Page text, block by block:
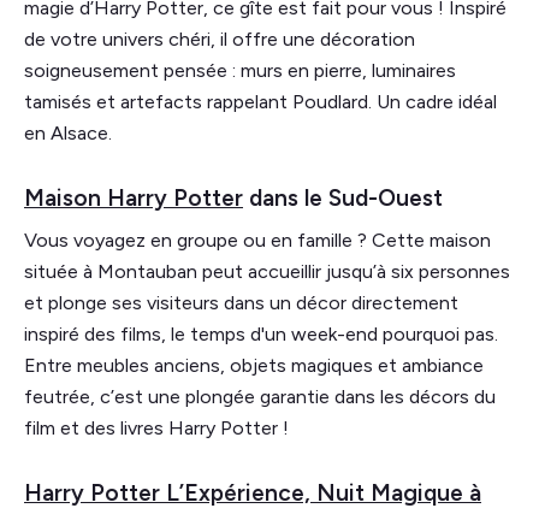
magie d’Harry Potter, ce gîte est fait pour vous ! Inspiré
de votre univers chéri, il offre une décoration
soigneusement pensée : murs en pierre, luminaires
tamisés et artefacts rappelant Poudlard. Un cadre idéal
en Alsace.
Maison Harry Potter dans le Sud-Ouest
Vous voyagez en groupe ou en famille ? Cette maison
située à Montauban peut accueillir jusqu’à six personnes
et plonge ses visiteurs dans un décor directement
inspiré des films, le temps d'un week-end pourquoi pas.
Entre meubles anciens, objets magiques et ambiance
feutrée, c’est une plongée garantie dans les décors du
film et des livres Harry Potter !
Harry Potter L’Expérience, Nuit Magique à